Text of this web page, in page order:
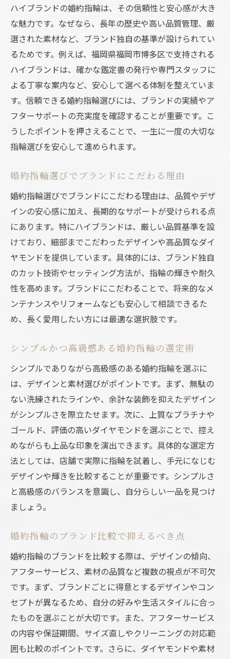
ハイブランドの婚約指輪は、その信頼性と安心感が大き
な魅力です。なぜなら、長年の歴史や高い品質管理、厳
選された素材など、ブランド独自の基準が設けられてい
るためです。例えば、福岡県福岡市博多区で支持される
ハイブランドは、確かな鑑定書の発行や専門スタッフに
よる丁寧な案内など、安心して選べる体制を整えていま
す。信頼できる婚約指輪選びには、ブランドの実績やア
フターサポートの充実度を確認することが重要です。こ
うしたポイントを押さえることで、一生に一度の大切な
指輪選びを安心して進められます。
婚約指輪選びでブランドにこだわる理由
婚約指輪選びでブランドにこだわる理由は、品質やデザ
インの安心感に加え、長期的なサポートが受けられる点
にあります。特にハイブランドは、厳しい品質基準を設
けており、細部までこだわったデザインや高品質なダイ
ヤモンドを提供しています。具体的には、ブランド独自
のカット技術やセッティング方法が、指輪の輝きや耐久
性を高めます。ブランドにこだわることで、将来的なメ
ンテナンスやリフォームなども安心して相談できるた
め、長く愛用したい方には最適な選択肢です。
シンプルかつ高級感ある婚約指輪の選定術
シンプルでありながら高級感のある婚約指輪を選ぶに
は、デザインと素材選びがポイントです。まず、無駄の
ない洗練されたラインや、余計な装飾を抑えたデザイン
がシンプルさを際立たせます。次に、上質なプラチナや
ゴールド、評価の高いダイヤモンドを選ぶことで、控え
めながらも上品な印象を演出できます。具体的な選定方
法としては、店舗で実際に指輪を試着し、手元になじむ
デザインや輝きを比較することが重要です。シンプルさ
と高級感のバランスを意識し、自分らしい一品を見つけ
ましょう。
婚約指輪のブランド比較で抑えるべき点
婚約指輪のブランドを比較する際は、デザインの傾向、
アフターサービス、素材の品質など複数の視点が不可欠
です。まず、ブランドごとに得意とするデザインやコン
セプトが異なるため、自分の好みや生活スタイルに合っ
たものを選ぶことが大切です。また、アフターサービス
の内容や保証期間、サイズ直しやクリーニングの対応範
囲も比較のポイントです。さらに、ダイヤモンドや素材